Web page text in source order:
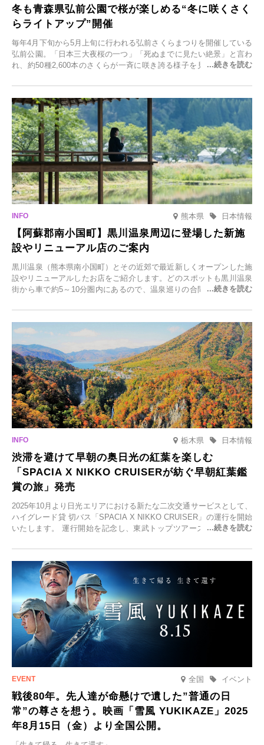
冬も青森県弘前公園で桜が楽しめる“冬に咲くさく
らライトアップ”開催
毎年4月下旬から5月上旬に行われる弘前さくらまつりを開催している
弘前公園。「日本三大夜桜の一つ」「死ぬまでに見たい絶景」と言わ
れ、約50種2,600本のさくらが一斉に咲き誇る様子を見に、世界中か
日(月)～2026年2月28日(土)の期間、「冬に咲くさくらライトアップ」
を開催します。
熊本県 日本情報
【阿蘇郡南小国町】黒川温泉周辺に登場した新施
設やリニューアル店のご案内
黒川温泉（熊本県南小国町）とその近郊で最近新しくオープンした施
設やリニューアルしたお店をご紹介します。どのスポットも黒川温泉
街から車で約5～10分圏内にあるので、温泉巡りの合間に気軽に立ち
元食材にこだわったレストランなど、多彩な魅力が満載です。黒川温
泉の新たな楽しみとしてチェックしてみてください。
栃木県 日本情報
渋滞を避けて早朝の奥日光の紅葉を楽しむ
「SPACIA X NIKKO CRUISERが紡ぐ早朝紅葉鑑
賞の旅」発売
2025年10月より日光エリアにおける新たな二次交通サービスとして、
ハイグレード貸 切バス「SPACIA X NIKKO CRUISER」の運行を開始
いたします。 運行開始を記念し、東武トップツアーズ株式会社では
2025年9月12日(金)より発売いたします。
全国 イベント
戦後80年。先人達が命懸けで遺した”普通の日
常”の尊さを想う。映画「雪風 YUKIKAZE」2025
年8月15日（金）より全国公開。